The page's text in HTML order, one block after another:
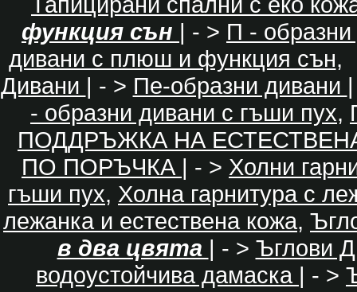
функция сън | - > П -
дивани с плюш и функция сън,
Дивани | - > Пе-образни дивани
- образни дивани с гъши пух,
ПОДДРЪЖКА НА
ПО ПОРЪЧКА | - > Холни
гъши пух, Холна гарнитура с
лежанка и естествена кожа,
в два цвята | - > Ъглови
водоустойчива дамаска | - >